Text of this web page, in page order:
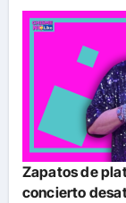
Zapatos de
concierto